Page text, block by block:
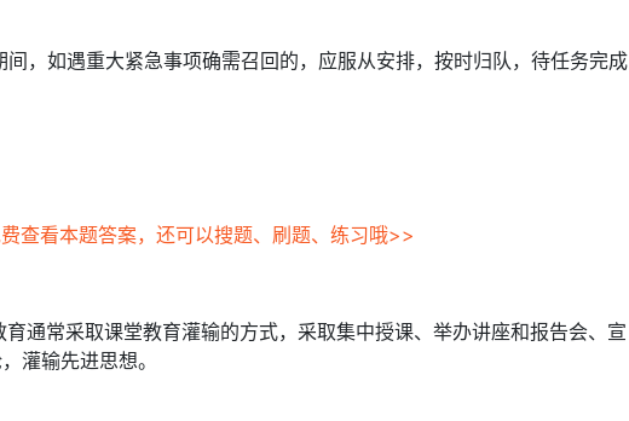
间，如遇重大紧急事项确需召回的，应服从安排，按时归队，待任务完成
查看本题答案，还可以搜题、刷题、练习哦>>
通常采取课堂教育灌输的方式，采取集中授课、举办讲座和报告会、宣
灌输先进思想。